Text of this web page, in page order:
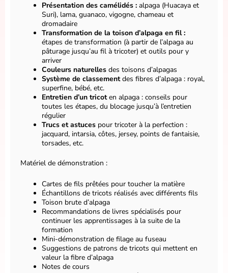
Présentation des camélidés : alpaga (Huacaya et
Suri), lama, guanaco, vigogne, chameau et
dromadaire
Transformation de la toison d’alpaga en fil :
étapes de transformation (à partir de l’alpaga au
pâturage jusqu’au fil à tricoter) et outils pour y
arriver
Couleurs naturelles des toisons d’alpagas
Système de classementdes fibres d’alpaga : royal,
superfine, bébé, etc.
Entretien d’un tricoten alpaga : conseils pour
toutes les étapes, du blocage jusqu’à l’entretien
régulier
Trucs et astuces pour tricoter à la perfection :
jacquard, intarsia, côtes, jersey, points de fantaisie,
torsades, etc.
Matériel de démonstration :
Cartes de fils prêtées pour toucher la matière
Échantillons de tricots réalisés avec différents fils
Toison brute d’alpaga
Recommandations de livres spécialisés pour
continuer les apprentissages à la suite de la
formation
Mini-démonstration de filage au fuseau
Suggestions de patrons de tricots qui mettent en
valeur la fibre d’alpaga
Notes de cours